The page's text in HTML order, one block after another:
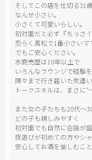
そしてこの店を仕切る31
なんせ小さい。
小さくて可愛いらしい。
初対面だと必ず『ちっさ
恐らく高松で1番小さいマ
でもご安心ください。
水商売歴は10年以上で
いろんなラウンジで経験
隅々まで行き届いた気遣
トークスキルは、まさに"
また女の子たちも20代〜
どの子も親しみやすく
初対面でも自然に会話が
夜遊びが初めての方やシ
安心してお酒を愉しむこと